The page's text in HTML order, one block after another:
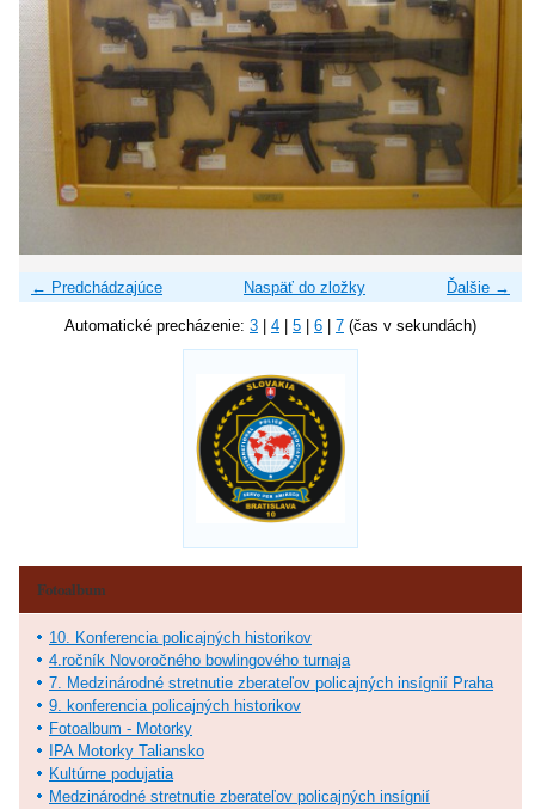
← Predchádzajúce Ďalšie →
Naspäť do zložky
Automatické precházenie: 3 4 5 6 7 (čas v sekundách)
Fotoalbum
10. Konferencia policajných historikov
4.ročník Novoročného bowlingového turnaja
7. Medzinárodné stretnutie zberateľov policajných insígnií Praha
9. konferencia policajných historikov
Fotoalbum - Motorky
IPA Motorky Taliansko
Kultúrne podujatia
Medzinárodné stretnutie zberateľov policajných insígnií